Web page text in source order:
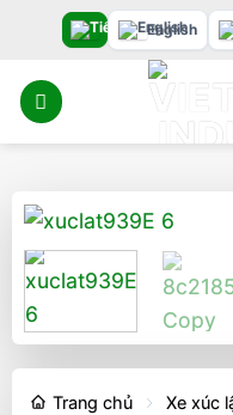
nội
dung
English
Trang chủ Xe xúc